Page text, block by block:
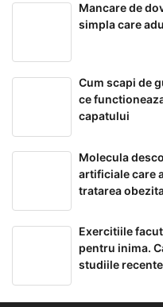
Mancare de
simpla care
Cum scapi de
ce
capatului
Molecula
artificiale care
tratarea
Exercitiile
pentru inima.
studiile recente